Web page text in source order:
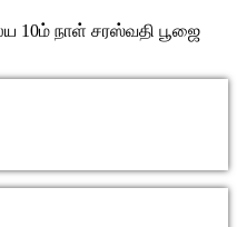
10ம் நாள் சரஸ்வதி பூஜை